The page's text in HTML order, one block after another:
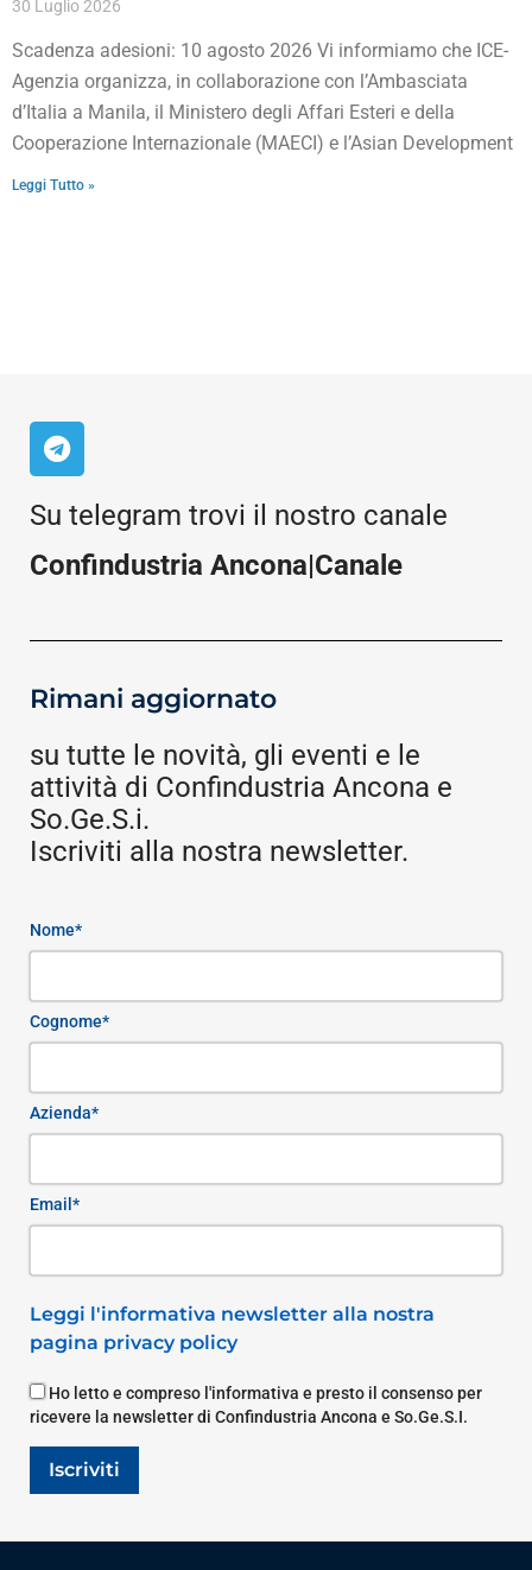
30 Luglio 2026
Scadenza adesioni: 10 agosto 2026 Vi informiamo che ICE-
Agenzia organizza, in collaborazione con l’Ambasciata
d’Italia a Manila, il Ministero degli Affari Esteri e della
Cooperazione Internazionale (MAECI) e l’Asian Development
Leggi Tutto »
Su telegram trovi il nostro canale
Confindustria Ancona|Canale
Rimani aggiornato
su tutte le novità, gli eventi e le
attività di Confindustria Ancona e
So.Ge.S.i.
Iscriviti alla nostra newsletter.
Nome*
Cognome*
Azienda*
Email*
Leggi l'informativa newsletter alla nostra
pagina privacy policy
Ho letto e compreso l'informativa e presto il consenso per
ricevere la newsletter di Confindustria Ancona e So.Ge.S.I.
Iscriviti